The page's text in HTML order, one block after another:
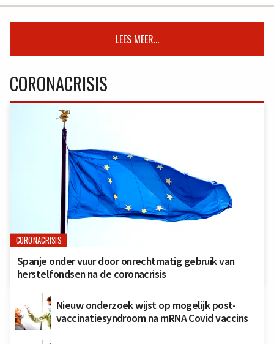
LEES MEER...
CORONACRISIS
CORONACRISIS
Spanje onder vuur door onrechtmatig gebruik van
herstelfondsen na de coronacrisis
Nieuw onderzoek wijst op mogelijk post-
vaccinatiesyndroom na mRNA Covid vaccins